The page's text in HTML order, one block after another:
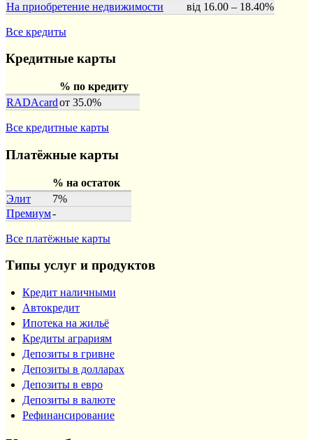
На приобретение недвижимости
від 16.00 – 18.40%
Все кредиты
Кредитные карты
% по кредиту
RADAcardот 35.0%
Все кредитные карты
Платёжные карты
% на остаток
Элит
7%
Премиум-
Все платёжные карты
Типы услуг и продуктов
Кредит наличными
Автокредит
Ипотека на жильё
Кредиты аграриям
Депозиты в гривне
Депозиты в долларах
Депозиты в евро
Депозиты в валюте
Рефинансирование